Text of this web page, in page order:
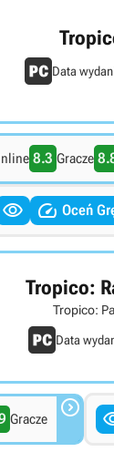
Data
8.3 Gracze
  Oceń
Tropico:
Tropico:
Data
Gracze 